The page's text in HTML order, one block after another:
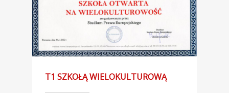
T1 SZKOŁĄ WIELOKULTUROWĄ